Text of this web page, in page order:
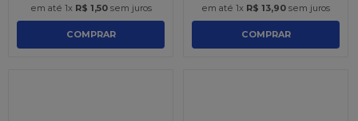
em até 1x R$ 1,50sem juros
COMPRAR
em até 1x R$ 13,90 sem juros
COMPRAR